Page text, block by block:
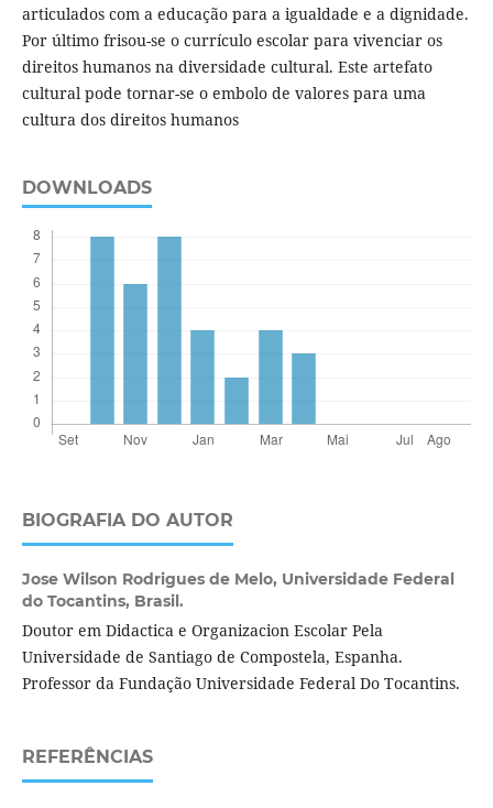
articulados com a educação para a igualdade e a dignidade.
Por último frisou-se o currículo escolar para vivenciar os
direitos humanos na diversidade cultural. Este artefato
cultural pode tornar-se o embolo de valores para uma
cultura dos direitos humanos
DOWNLOADS
BIOGRAFIA DO AUTOR
Jose Wilson Rodrigues de Melo, Universidade Federal
do Tocantins, Brasil.
Doutor em Didactica e Organizacion Escolar Pela
Universidade de Santiago de Compostela, Espanha.
Professor da Fundação Universidade Federal Do Tocantins.
REFERÊNCIAS